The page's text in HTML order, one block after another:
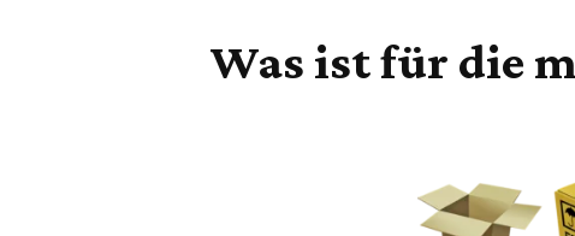
Was ist für die